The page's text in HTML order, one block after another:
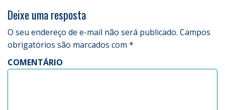
Deixe uma resposta
O seu endereço de e-mail não será publicado. Campos
obrigatórios são marcados com *
COMENTÁRIO